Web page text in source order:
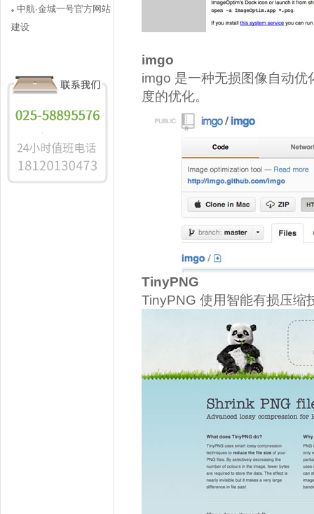
中航·金城一号官方网站
建设
imgo
imgo 是一种无损图像自动
度的优化。
TinyPNG
TinyPNG 使用智能有损压缩